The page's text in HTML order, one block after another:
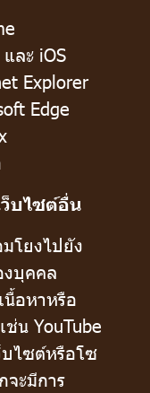
และ iOS
Explorer
Edge
บไซต์อื่น
มโยงไปยัง
งบุคคล
นื้อหาหรือ
น YouTube
บไซต์หรือโซ
จะมีการ